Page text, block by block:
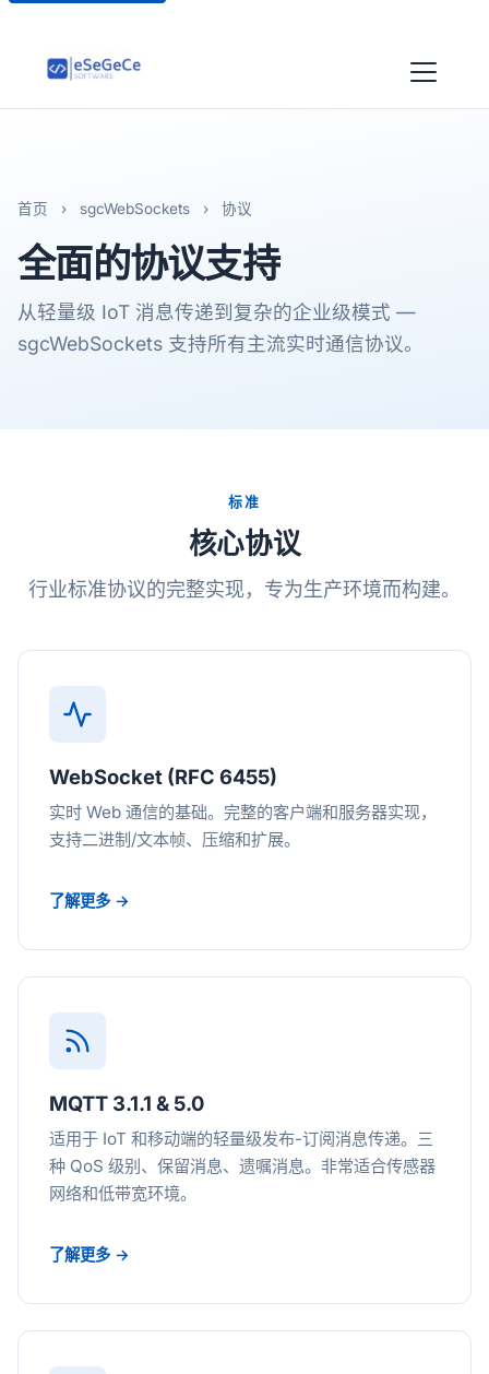
首页 › sgcWebSockets › 协议
全面的协议支持
从轻量级 IoT 消息传递到复杂的企业级模式 —
sgcWebSockets 支持所有主流实时通信协议。
标准
核心协议
行业标准协议的完整实现，专为生产环境而构建。
WebSocket (RFC 6455)
实时 Web 通信的基础。完整的客户端和服务器实现，
支持二进制/文本帧、压缩和扩展。
了解更多 →
MQTT 3.1.1 & 5.0
适用于 IoT 和移动端的轻量级发布-订阅消息传递。三
种 QoS 级别、保留消息、遗嘱消息。非常适合传感器
网络和低带宽环境。
了解更多 →